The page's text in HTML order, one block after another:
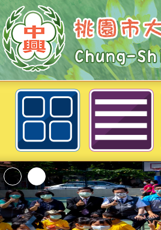
國家災害防救科技
《收容所開設田野
溪區中興國民小學